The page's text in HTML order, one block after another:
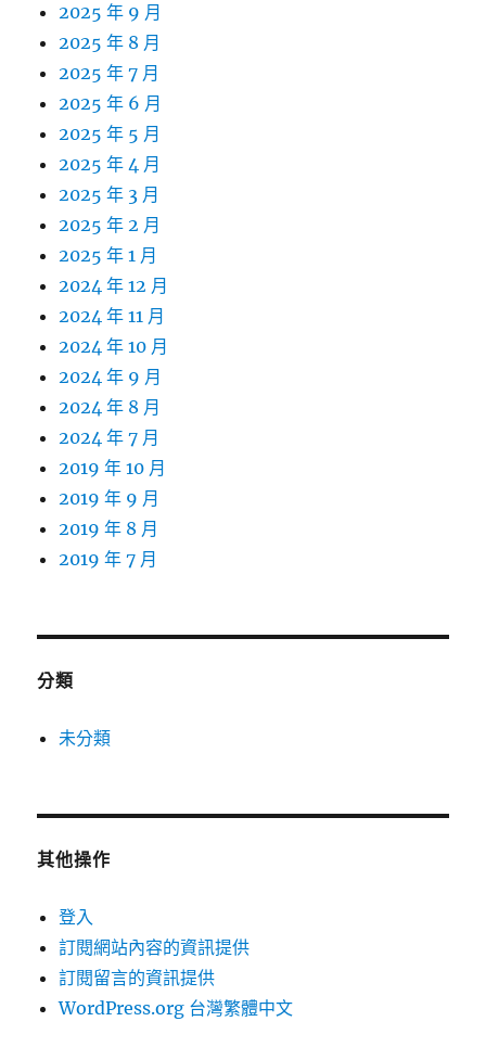
2025 年 9 月
2025 年 8 月
2025 年 7 月
2025 年 6 月
2025 年 5 月
2025 年 4 月
2025 年 3 月
2025 年 2 月
2025 年 1 月
2024 年 12 月
2024 年 11 月
2024 年 10 月
2024 年 9 月
2024 年 8 月
2024 年 7 月
2019 年 10 月
2019 年 9 月
2019 年 8 月
2019 年 7 月
分類
未分類
其他操作
登入
訂閱網站內容的資訊提供
訂閱留言的資訊提供
WordPress.org 台灣繁體中文